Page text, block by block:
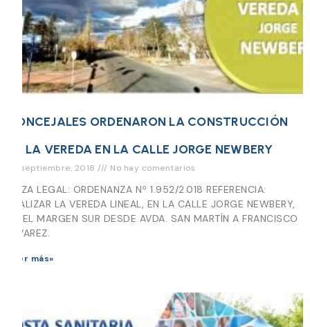
CONCEJALES ORDENARON LA CONSTRUCCIÓN
DE LA VEREDA EN LA CALLE JORGE NEWBERY
24 septiembre, 2018 No hay comentarios
PIEZA LEGAL: ORDENANZA Nº 1.952/2.018 REFERENCIA:
REALIZAR LA VEREDA LINEAL, EN LA CALLE JORGE NEWBERY,
EN EL MARGEN SUR DESDE AVDA. SAN MARTÍN A FRANCISCO
ÁLVAREZ.
Leer más»